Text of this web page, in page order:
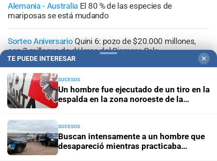
Alemania - Australia El 80 % de las especies de
mariposas se está mudando
Sorteo Aniversario Quini 6: pozo de $20.000 millones,
con 3 millones de dólares del Siempre Sale
Visitas guiadasLas escuelas santafesinas vivirán de
cerca los Juegos Suramericanos 2026
Doble alerta meteorológico
Santa Fe con alerta amarilla; la información minuto a
minuto
TE PUEDE INTERESAR ✕
SUCESOS
Un hombre fue ejecutado de un tiro en la
espalda en la zona noroeste de la
SUCESOS
Buscan intensamente a un hombre que
desapareció mientras practicaba